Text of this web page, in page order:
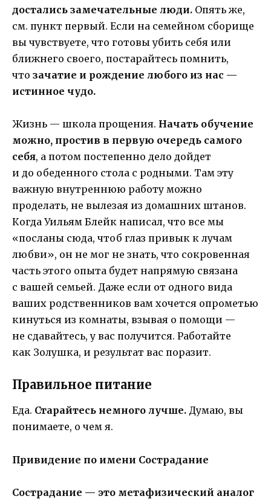
достались замечательные люди. Опять же,
см. пункт первый. Если на семейном сборище
вы чувствуете, что готовы убить себя или
ближнего своего, постарайтесь помнить,
что зачатие и рождение любого из нас —
истинное чудо.
Жизнь — школа прощения. Начать обучение
можно, простив в первую очередь самого
себя, а потом постепенно дело дойдет
и до обеденного стола с родными. Там эту
важную внутреннюю работу можно
проделать, не вылезая из домашних штанов.
Когда Уильям Блейк написал, что все мы
«посланы сюда, чтоб глаз привык к лучам
любви», он не мог не знать, что сокровенная
часть этого опыта будет напрямую связана
с вашей семьей. Даже если от одного вида
ваших родственников вам хочется опрометью
кинуться из комнаты, взывая о помощи —
не сдавайтесь, у вас получится. Работайте
как Золушка, и результат вас поразит.
Правильное питание
Еда. Старайтесь немного лучше. Думаю, вы
понимаете, о чем я.
Привидение по имени Сострадание
Сострадание — это метафизический аналог